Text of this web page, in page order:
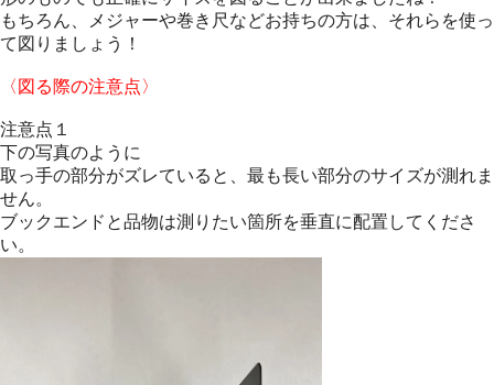
もちろん、メジャーや巻き尺などお持ちの方は、それらを使っ
て図りましょう！
〈図る際の注意点〉
注意点１
下の写真のように
取っ手の部分がズレていると、最も長い部分のサイズが測れま
せん。
ブックエンドと品物は測りたい箇所を垂直に配置してくださ
い。